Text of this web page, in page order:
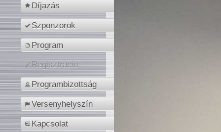
Díjazás
Szponzorok
Program
Regisztráció
Programbizottság
Versenyhelyszín
Kapcsolat